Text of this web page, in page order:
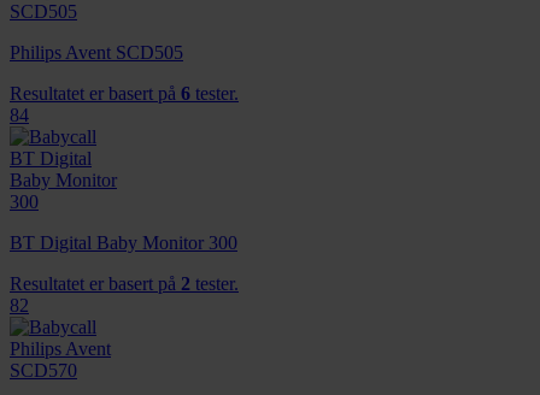
Philips Avent SCD505
Resultatet er basert på 6 tester.
84
BT Digital Baby Monitor 300
Resultatet er basert på 2 tester.
82